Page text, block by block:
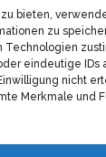
bieten,
zu
eindeutige IDs
nicht
Merkmale und